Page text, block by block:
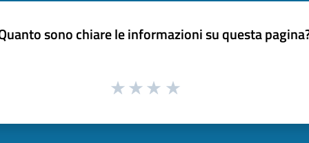
sono chiare le informazioni su questa